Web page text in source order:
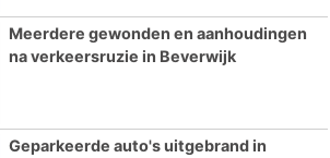
Meerdere gewonden en aanhoudingen
na verkeersruzie in Beverwijk
Geparkeerde auto's uitgebrand in